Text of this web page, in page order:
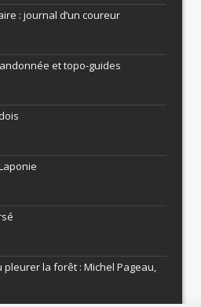
: journal d’un coureur
et topo-guides
pleurer la forêt : Michel Pageau,